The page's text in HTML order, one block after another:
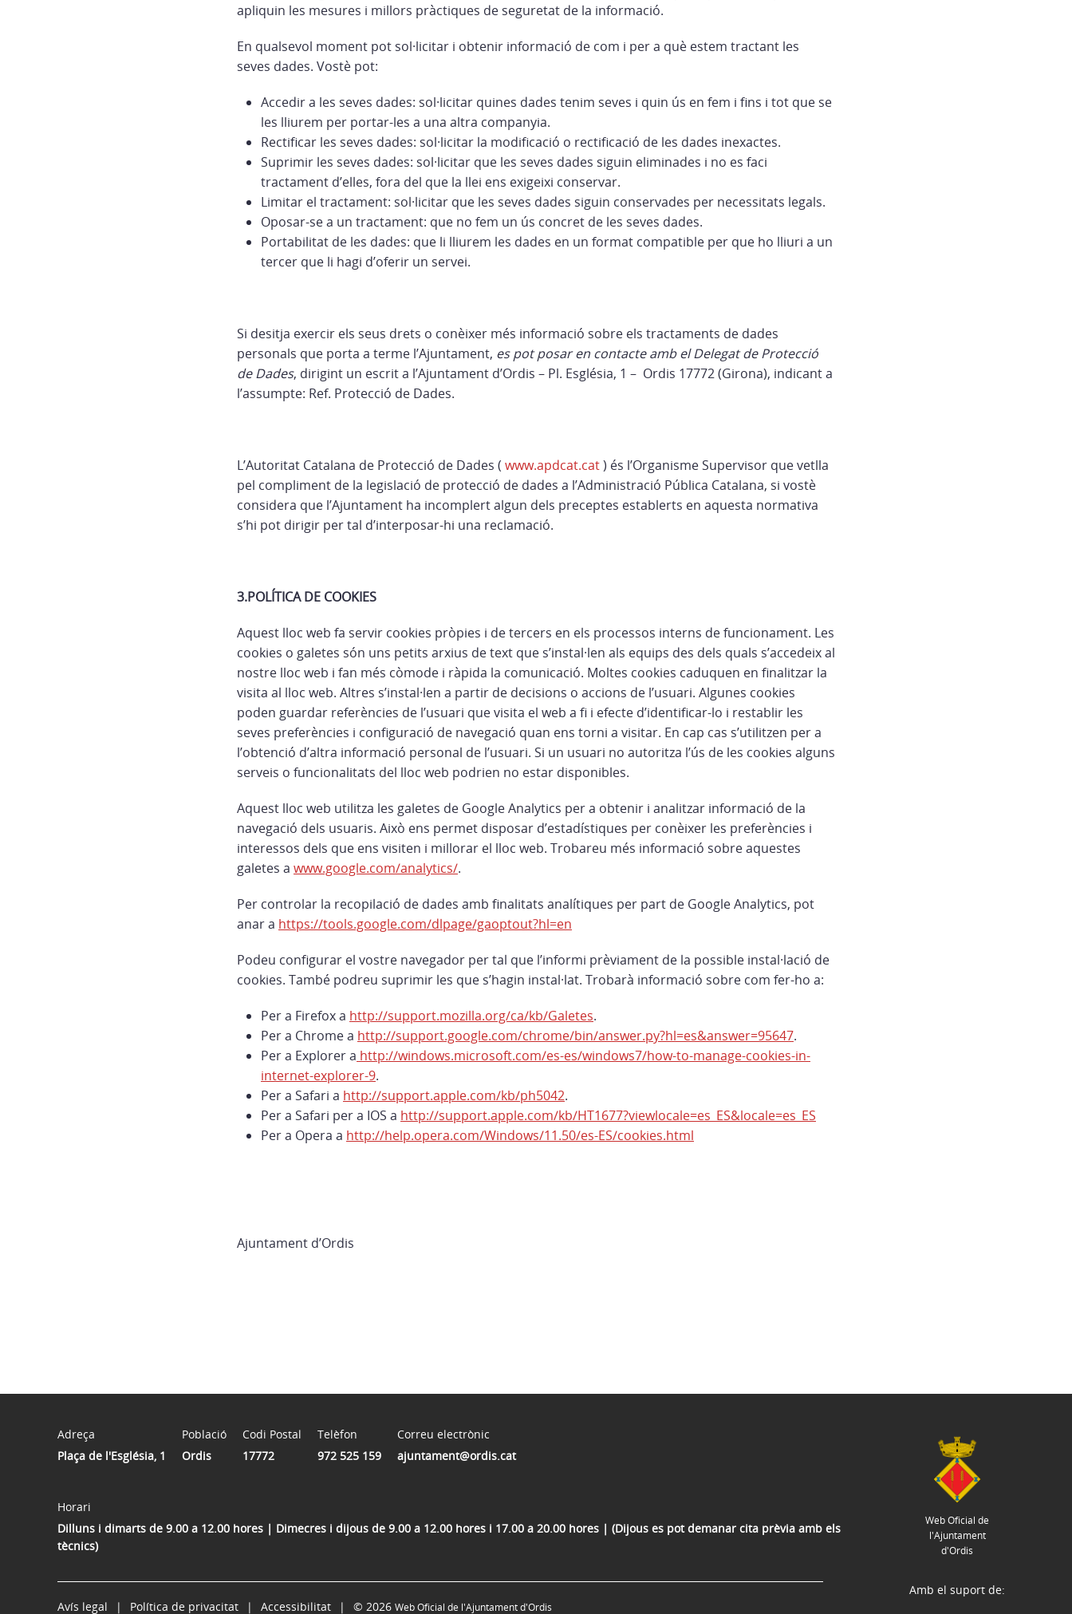
apliquin les mesures i millors pràctiques de seguretat de la informació.
En qualsevol moment pot sol·licitar i obtenir informació de com i per a què estem tractant les
seves dades. Vostè pot:
Accedir a les seves dades: sol·licitar quines dades tenim seves i quin ús en fem i fins i tot que se
les lliurem per portar-les a una altra companyia.
Rectificar les seves dades: sol·licitar la modificació o rectificació de les dades inexactes.
Suprimir les seves dades: sol·licitar que les seves dades siguin eliminades i no es faci
tractament d’elles, fora del que la llei ens exigeixi conservar.
Limitar el tractament: sol·licitar que les seves dades siguin conservades per necessitats legals.
Oposar-se a un tractament: que no fem un ús concret de les seves dades.
Portabilitat de les dades: que li lliurem les dades en un format compatible per que ho lliuri a un
tercer que li hagi d’oferir un servei.
Si desitja exercir els seus drets o conèixer més informació sobre els tractaments de dades
personals que porta a terme l’Ajuntament, es pot posar en contacte amb el Delegat de Protecció
de Dades, dirigint un escrit a l’Ajuntament d’Ordis – Pl. Església, 1 – Ordis 17772(Girona), indicant a
l’assumpte: Ref. Protecció de Dades.
L’Autoritat Catalana de Protecció de Dades ( www.apdcat.cat) és l’Organisme Supervisor que vetlla
pel compliment de la legislació de protecció de dades a l’Administració Pública Catalana, si vostè
considera que l’Ajuntament ha incomplert algun dels preceptes establerts en aquesta normativa
s’hi pot dirigir per tal d’interposar-hi una reclamació.
3.POLÍTICA DE COOKIES
Aquest lloc web fa servir cookies pròpies i de tercers en els processos interns de funcionament. Les
cookies o galetes són uns petits arxius de text que s’instal·len als equips des dels quals s’accedeix al
nostre lloc web i fan més còmode i ràpida la comunicació. Moltes cookies caduquen en finalitzar la
visita al lloc web. Altres s’instal·len a partir de decisions o accions de l’usuari. Algunes cookies
poden guardar referències de l’usuari que visita el web a fi i efecte d’identificar-lo i restablir les
seves preferències i configuració de navegació quan ens torni a visitar. En cap cas s’utilitzen per a
l’obtenció d’altra informació personal de l’usuari. Si un usuari no autoritza l’ús de les cookies alguns
serveis o funcionalitats del lloc web podrien no estar disponibles.
Aquest lloc web utilitza les galetes de Google Analytics per a obtenir i analitzar informació de la
navegació dels usuaris. Això ens permet disposar d’estadístiques per conèixer les preferències i
interessos dels que ens visiten i millorar el lloc web. Trobareu més informació sobre aquestes
galetes a www.google.com/analytics/.
Per controlar la recopilació de dades amb finalitats analítiques per part de Google Analytics, pot
anar a https://tools.google.com/dlpage/gaoptout?hl=en
Podeu configurar el vostre navegador per tal que l’informi prèviament de la possible instal·lació de
cookies. També podreu suprimir les que s’hagin instal·lat. Trobarà informació sobre com fer-ho a:
Per a Firefox a http://support.mozilla.org/ca/kb/Galetes.
Per a Chrome a http://support.google.com/chrome/bin/answer.py?hl=es&answer=95647.
Per a Explorer a http://windows.microsoft.com/es-es/windows7/how-to-manage-cookies-in-
internet-explorer-9.
Per a Safari a http://support.apple.com/kb/ph5042.
Per a Safari per a IOS a http://support.apple.com/kb/HT1677?viewlocale=es_ES&locale=es_ES
Per a Opera a http://help.opera.com/Windows/11.50/es-ES/cookies.html
Ajuntament d’Ordis
Adreça
Plaça de l'Església, 1
Població
Ordis
Codi Postal
17772
Telèfon
972 525 159
Correu electrònic
ajuntament@ordis.cat
Horari
Dilluns i dimarts de 9.00 a 12.00 hores | Dimecres i dijous de 9.00 a 12.00 hores i 17.00 a 20.00 hores | (Dijous es pot demanar cita prèvia amb els
tècnics)
Web Oficial de
l'Ajuntament
d'Ordis
Avís legal Política de privacitat Accessibilitat © 2026 Web Oficial de l'Ajuntament d'Ordis
Amb el suport de: